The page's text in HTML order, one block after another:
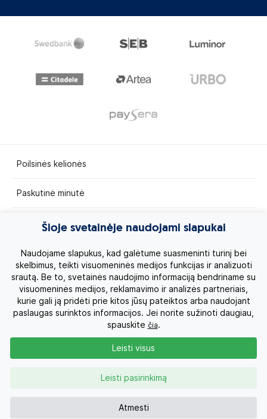
Poilsinės kelionės
Paskutinė minutė
Egzotinės kelionės
Kruizai
Kelionės po Lietuvą
Apie mus
Privatumo politika
Kontaktai
Šioje svetainėje naudojami slapukai
Naudojame slapukus, kad galėtume suasmeninti turinį bei
skelbimus, teikti visuomeninės medijos funkcijas ir analizuoti
srautą. Be to, svetainės naudojimo informaciją bendriname su
visuomeninės medijos, reklamavimo ir analizės partneriais,
kurie gali ją pridėti prie kitos jūsų pateiktos arba naudojant
paslaugas surinktos informacijos. Jei norite sužinoti daugiau,
spauskite čia.
Atmesti
Leisti pasirinkimą
Leisti visus